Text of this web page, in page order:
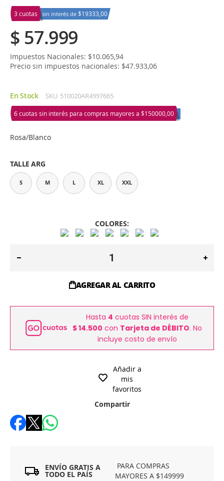
3 cuotas sin interés de $19333,00
$ 57.999
Impuestos Nacionales: $10.065,94
Precio sin impuestos nacionales: $47.933,06
En Stock SKU 510020AR4997665
6 cuotas sin interés para compras mayores a $150000,00
Rosa/Blanco
TALLE ARG
S M L XL XXL
COLORES:
AGREGAR AL CARRITO
Hasta 4 cuotas SIN interés de
$ 14.500 con Tarjeta de DÉBITO. No
incluye costo de envío
Añadir a
mis
favoritos
Compartir
ENVÍO GRATIS A
TODO EL PAÍS
PARA COMPRAS
MAYORES A $149999